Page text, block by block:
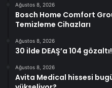
Ağustos 8, 2026
Bosch Home Comfort
Temizleme Cihazları
Ağustos 8, 2026
30 ilde DEAŞ’a 104 gözaltı!
Ağustos 8, 2026
Avita Medical hissesi